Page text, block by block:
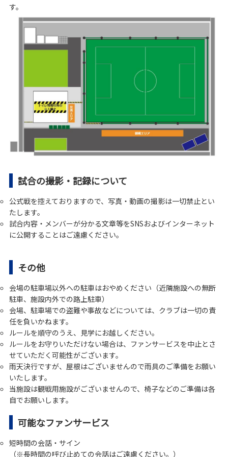
す。
試合の撮影・記録について
公式戦を控えておりますので、写真・動画の撮影は一切禁止とい
たします。
試合内容・メンバーが分かる文章等をSNSおよびインターネット
に公開することはご遠慮ください。
その他
会場の駐車場以外への駐車はおやめください（近隣施設への無断
駐車、施設内外での路上駐車）
会場、駐車場での盗難や事故などについては、クラブは一切の責
任を負いかねます。
ルールを順守のうえ、見学にお越しください。
ルールをお守りいただけない場合は、ファンサービスを中止とさ
せていただく可能性がございます。
雨天決行ですが、 屋根はございませんので雨具のご準備をお願い
いたします。
当施設は観戦用施設がございませんので、椅子などのご準備は各
自でお願いします。
可能なファンサービス
短時間の会話・サイン
（※長時間の呼び止めての会話はご遠慮ください。）